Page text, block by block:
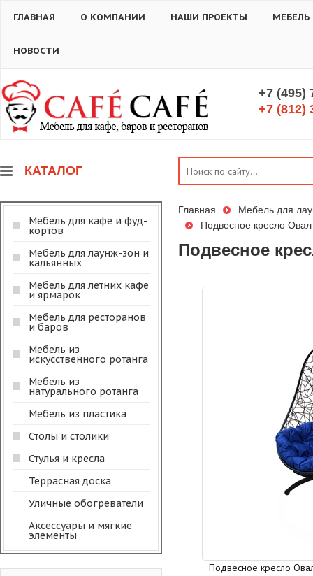
ГЛАВНАЯ О КОМПАНИИ НАШИ ПРОЕКТЫ
НОВОСТИ
+7 (495)
+7 (812)
КАТАЛОГ
Мебель для кафе и фуд-
кортов
Мебель для лаунж-зон и
кальянных
Мебель для летних кафе
и ярмарок
Мебель для ресторанов
и баров
Мебель из
искусственного ротанга
Мебель из
натурального ротанга
Мебель из пластика
Столы и столики
Стулья и кресла
Террасная доска
Уличные обогреватели
Аксессуары и мягкие
элементы
Главная
Мебель для
Подвесное кресло
Подвесное
Подвесное кресло